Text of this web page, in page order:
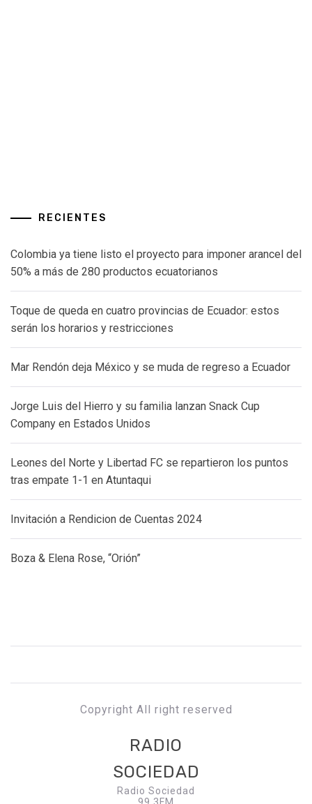
RECIENTES
Colombia ya tiene listo el proyecto para imponer arancel del
50% a más de 280 productos ecuatorianos
Toque de queda en cuatro provincias de Ecuador: estos
serán los horarios y restricciones
Mar Rendón deja México y se muda de regreso a Ecuador
Jorge Luis del Hierro y su familia lanzan Snack Cup
Company en Estados Unidos
Leones del Norte y Libertad FC se repartieron los puntos
tras empate 1-1 en Atuntaqui
Invitación a Rendicion de Cuentas 2024
Boza & Elena Rose, “Orión”
Copyright All right reserved
RADIO
SOCIEDAD
Radio Sociedad